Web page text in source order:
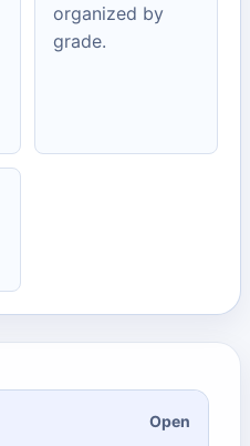
organized by
grade.
Open